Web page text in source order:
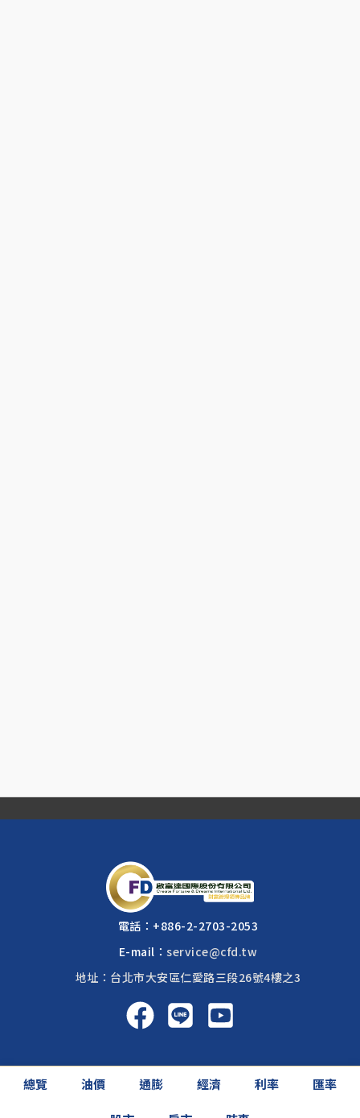
總覽 油價 通膨 經濟 利率 匯率
電話： +886-2-2703-2053
E-mail：service@cfd.tw
地址：台北市大安區仁愛路三段26號4樓之3
啟富達國際 2026 © All rights reserved.
網頁設計公司
: 振作國際